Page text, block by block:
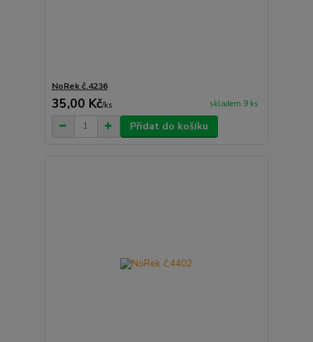
NoRek č.4236
35,00 Kč/ks skladem 9 ks
Přidat do košíku